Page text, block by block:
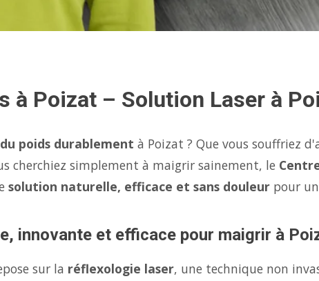
à Poizat – Solution Laser à
poids durablement à Poizat ? Que vous souffriez
cherchiez simplement à maigrir sainement, le
solution naturelle, efficace et sans douleur pour
innovante et efficace pour maigrir à
sur la réflexologie laser, une technique non